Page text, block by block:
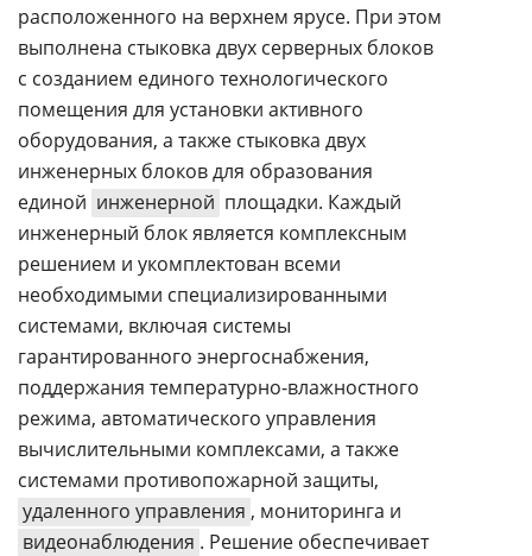
расположенного на верхнем ярусе. При этом
выполнена стыковка двух серверных блоков
с созданием единого технологического
помещения для установки активного
оборудования, а также стыковка двух
инженерных блоков для образования
единой инженерной площадки. Каждый
инженерный блок является комплексным
решением и укомплектован всеми
необходимыми специализированными
системами, включая системы
гарантированного энергоснабжения,
поддержания температурно-влажностного
режима, автоматического управления
вычислительными комплексами, а также
системами противопожарной защиты,
удаленного управления , мониторинга и
видеонаблюдения . Решение обеспечивает